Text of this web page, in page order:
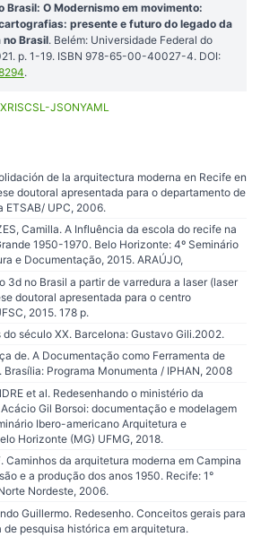
Brasil: O Modernismo em movimento:
presente e futuro do legado da
Brasil. Belém: Universidade Federal do
p. 1-19. ISBN 978-65-00-40027-4. DOI:
.
RISCSL-JSONYAML
de la arquitectura moderna en Recife en
doutoral apresentada para o departamento de
ETSAB/ UPC, 2006.
Camilla. A Influência da escola do recife na
1950-1970. Belo Horizonte: 4º Seminário
e Documentação, 2015. ARAÚJO,
3d no Brasil a partir de varredura a laser (laser
doutoral apresentada para o centro
2015. 178 p.
do século XX. Barcelona: Gustavo Gili.2002.
de. A Documentação como Ferramenta de
Programa Monumenta / IPHAN, 2008
et al. Redesenhando o ministério da
Gil Borsoi: documentação e modelagem
Ibero-americano Arquitetura e
Horizonte (MG) UFMG, 2018.
Caminhos da arquitetura moderna em Campina
e a produção dos anos 1950. Recife: 1°
Nordeste, 2006.
Guillermo. Redesenho. Conceitos gerais para
pesquisa histórica em arquitetura.